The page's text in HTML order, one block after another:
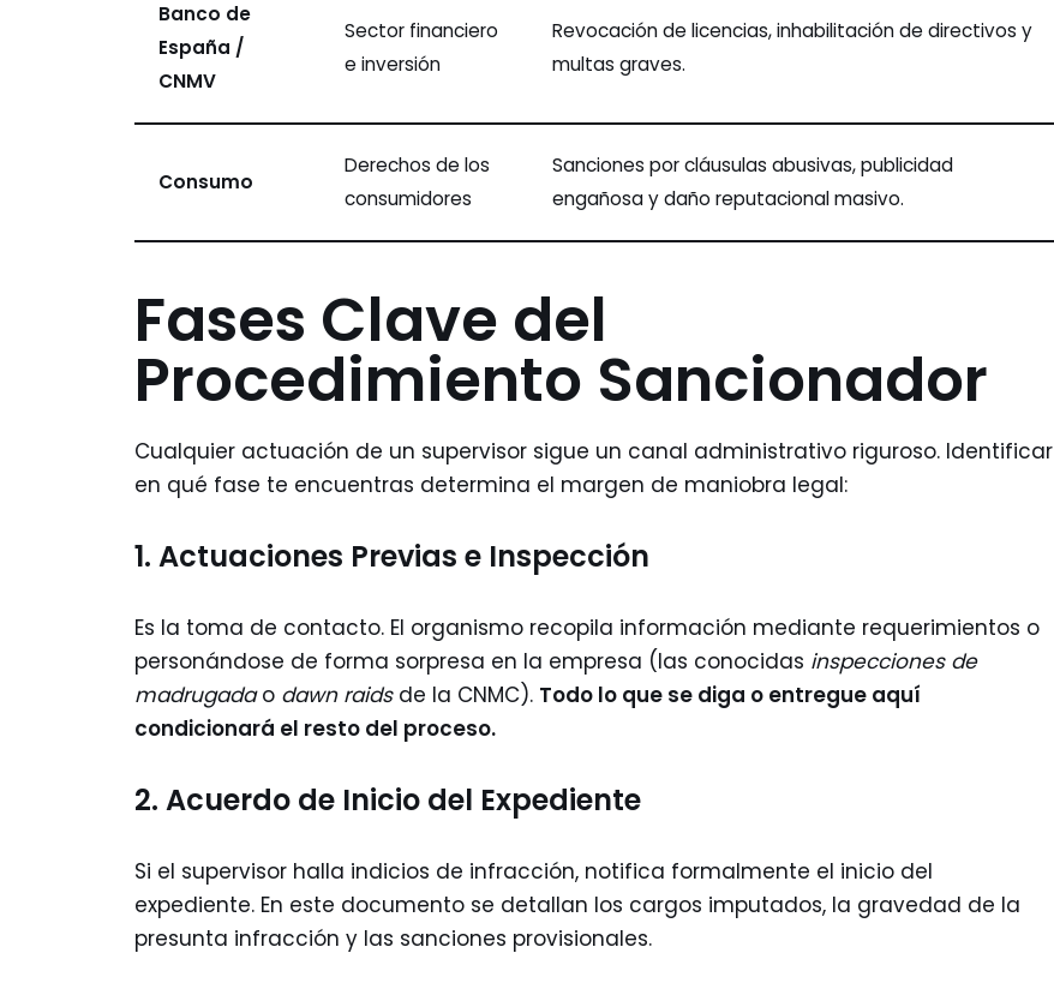
Banco de
España /
CNMV
Sector financiero
e inversión
Revocación de licencias, inhabilitación de directivos y
multas graves.
Consumo
Derechos de los
consumidores
Sanciones por cláusulas abusivas, publicidad
engañosa y daño reputacional masivo.
Fases Clave del
Procedimiento Sancionador
Cualquier actuación de un supervisor sigue un canal administrativo riguroso. Identificar
en qué fase te encuentras determina el margen de maniobra legal:
1. Actuaciones Previas e Inspección
Es la toma de contacto. El organismo recopila información mediante requerimientos o
personándose de forma sorpresa en la empresa (las conocidas inspecciones de
madrugadao dawn raidsde la CNMC). Todo lo que se diga o entregue aquí
condicionará el resto del proceso.
2. Acuerdo de Inicio del Expediente
Si el supervisor halla indicios de infracción, notifica formalmente el inicio del
expediente. En este documento se detallan los cargos imputados, la gravedad de la
presunta infracción y las sanciones provisionales.